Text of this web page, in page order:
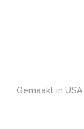
Gemaakt in USA.